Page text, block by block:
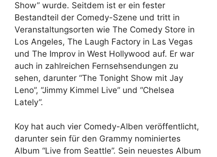
Show” wurde. Seitdem ist er ein fester
Bestandteil der Comedy-Szene und tritt in
Veranstaltungsorten wie The Comedy Store in
Los Angeles, The Laugh Factory in Las Vegas
und The Improv in West Hollywood auf. Er war
auch in zahlreichen Fernsehsendungen zu
sehen, darunter “The Tonight Show mit Jay
Leno”, “Jimmy Kimmel Live” und “Chelsea
Lately”.
Koy hat auch vier Comedy-Alben veröffentlicht,
darunter sein für den Grammy nominiertes
Album “Live from Seattle”. Sein neuestes Album